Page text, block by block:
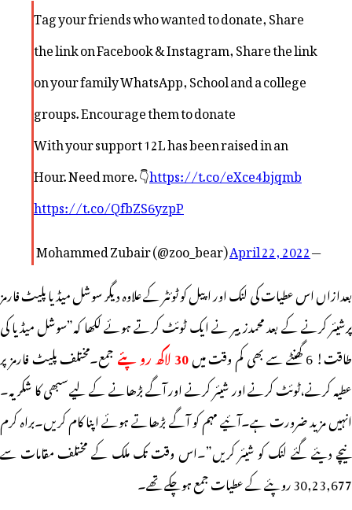
Tag your friends who wanted to donate, Share
the link on Facebook & Instagram, Share the link
on your family WhatsApp, School and a college
groups. Encourage them to donate
With your support 12L has been raised in an
Hour. Need more. 👇https://t.co/eXce4bjqmb
https://t.co/QfbZS6yzpP
— Mohammed Zubair (@zoo_bear)
April 22, 2022
بعدازاں اس عطیات کی لنک اور اپیل کو ٹوئٹر کے علاوہ دیگر سوشل میڈیا پلیٹ فارمز
پرشیئر کرنے کے بعد محمدزبیر نے ایک ٹوئٹ کرتے ہوئے لکھا کہ”سوشل میڈیا کی
طاقت! 6 گھنٹے سے بھی کم وقت میں
30 لاکھ روپئے
جمع۔مختلف پلیٹ فارمز پر
عطیہ کرنے،ٹوئٹ کرنے اور شیئر کرنے اور آگے بڑھانے کے لیے سبھی کا شکریہ۔
انہیں مزید ضرورت ہے۔آئیے مہم کو آگے بڑھاتے ہوئے اپنا کام کریں۔براہ کرم
نیچے دیئے گئے لنک کو شیئر کریں”۔اس وقت تک ملک کے مختلف مقامات سے
30,23,677 روپئے کے عطیات جمع ہوچکے تھے۔